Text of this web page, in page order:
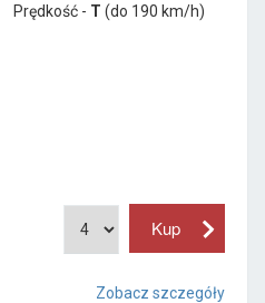
Prędkość - T (do 190 km/h)
Zobacz szczegóły